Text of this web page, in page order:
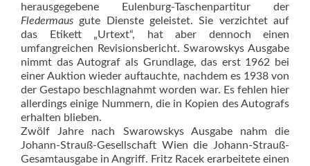
herausgegebene Eulenburg-Taschenpartitur der
Fledermaus gute Dienste geleistet. Sie verzichtet auf
das Etikett „Urtext“, hat aber dennoch einen
umfangreichen Revisionsbericht. Swarowskys Ausgabe
nimmt das Autograf als Grundlage, das erst 1962 bei
einer Auktion wieder auftauchte, nachdem es 1938 von
der Gestapo beschlagnahmt worden war. Es fehlen hier
allerdings einige Nummern, die in Kopien des Autografs
erhalten blieben.
Zwölf Jahre nach Swarowskys Ausgabe nahm die
Johann-Strauß-Gesellschaft Wien die Johann-Strauß-
Gesamtausgabe in Angriff. Fritz Racek erarbeitete einen